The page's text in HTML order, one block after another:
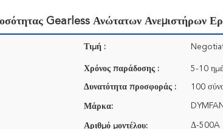
Gearless Ανώτατων Ανεμιστήρων
Τιμή :
Χρόνος παράδοσης : 5-10
Δυνατότητα προσφοράς : 100
Μάρκα: DYMFAN
Αριθμό μοντέλου: Δ-500A